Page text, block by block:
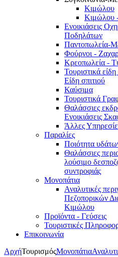
Κιμώλου
Κιμώλου
Ενοικιάσεις
Ποδηλάτων
Παντοπωλεία-
Φούρνοι -
Κρεοπωλεία -
Τουριστικά
Είδη σπιτιού
Καύσιμα
Τουριστικά
Θαλάσσιες
Ενοικιάσεις
Άλλες
Παραλίες
Ποιότητα
Θαλάσσιες
λούσιμο
συντροφιάς
Μονοπάτια
Αναλυτικές
Πεζοπορικών
Κιμώλου
Προϊόντα - Γεύσεις
Τουριστικές
Επικοινωνία
ΑρχήΤουρισμόςΜονοπάτια